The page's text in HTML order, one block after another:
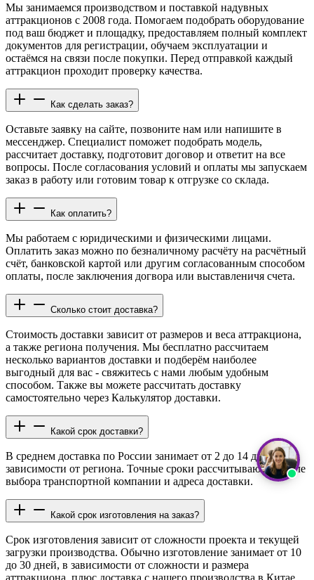
Мы занимаемся производством и поставкой надувных
аттракционов с 2008 года. Помогаем подобрать оборудование
под ваш бюджет и площадку, предоставляем полный комплект
документов для регистрации, обучаем эксплуатации и
остаёмся на связи после покупки. Перед отправкой каждый
аттракцион проходит проверку качества.
Как сделать заказ?
Оставьте заявку на сайте, позвоните нам или напишите в
мессенджер. Специалист поможет подобрать модель,
рассчитает доставку, подготовит договор и ответит на все
вопросы. После согласования условий и оплаты мы запускаем
заказ в работу или готовим товар к отгрузке со склада.
Как оплатить?
Мы работаем с юридическими и физическими лицами.
Оплатить заказ можно по безналичному расчёту на расчётный
счёт, банковской картой или другим согласованным способом
оплаты, после заключения догвора или выставленичя счета.
Сколько стоит доставка?
Стоимость доставки зависит от размеров и веса аттракциона,
а также региона получения. Мы бесплатно рассчитаем
несколько вариантов доставки и подберём наиболее
выгодный для вас - свяжитесь с нами любым удобным
способом. Также вы можете рассчитать доставку
самостоятельно через Калькулятор доставки.
Какой срок доставки?
В среднем доставка по России занимает от 2 до 14 дней в
зависимости от региона. Точные сроки рассчитываются после
выбора транспортной компании и адреса доставки.
Какой срок изготовления на заказ?
Срок изготовления зависит от сложности проекта и текущей
загрузки производства. Обычно изготовление занимает от 10
до 30 дней, в зависимости от сложности и размера
аттракциона, плюс доставка с нашего производства в Китае,